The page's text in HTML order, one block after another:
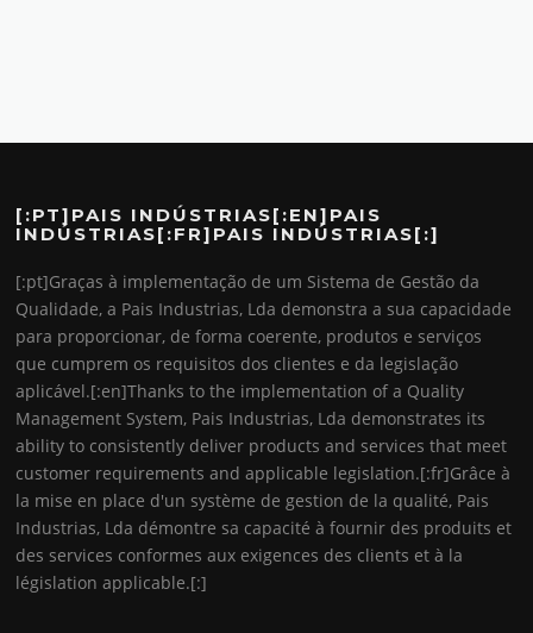
[:PT]PAIS INDÚSTRIAS[:EN]PAIS
INDÚSTRIAS[:FR]PAIS INDÚSTRIAS[:]
[:pt]Graças à implementação de um Sistema de Gestão da
Qualidade, a Pais Industrias, Lda demonstra a sua capacidade
para proporcionar, de forma coerente, produtos e serviços
que cumprem os requisitos dos clientes e da legislação
aplicável.[:en]Thanks to the implementation of a Quality
Management System, Pais Industrias, Lda demonstrates its
ability to consistently deliver products and services that meet
customer requirements and applicable legislation.[:fr]Grâce à
la mise en place d'un système de gestion de la qualité, Pais
Industrias, Lda démontre sa capacité à fournir des produits et
des services conformes aux exigences des clients et à la
législation applicable.[:]